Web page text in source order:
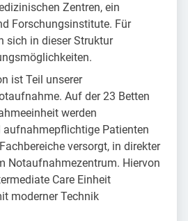
Zentren, ein
Forschungsinstitute. Für
sich in dieser Struktur
ist Teil unserer
Auf der 23 Betten
werden
aufnahmepflichtige Patienten
versorgt, in direkter
Notaufnahmezentrum. Hiervon
Care Einheit
moderner Technik